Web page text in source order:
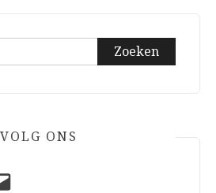
VOLG ONS